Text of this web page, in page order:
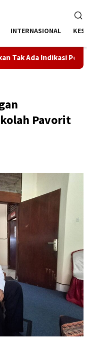
INTERNASIONAL
Barang
Pavorit